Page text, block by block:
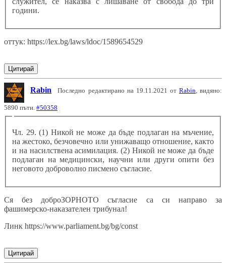
години.
оттук: https://lex.bg/laws/ldoc/1589654529
Цитирай
Rabin Последно редактирано на 19.11.2021 от Rabin, видяно:
5890 пъти. #50358
Чл. 29. (1) Никой не може да бъде подлаган на мъчение,
на жестоко, безчовечно или унижаващо отношение, както
и на насилствена асимилация. (2) Никой не може да бъде
подлаган на медицински, научни или други опити без
неговото доброволно писмено съгласие.
Ся без доброЗОРНОТО съгласие са си направо за
фашимерско-наказателен трибунал!
Линк https://www.parliament.bg/bg/const
Цитирай